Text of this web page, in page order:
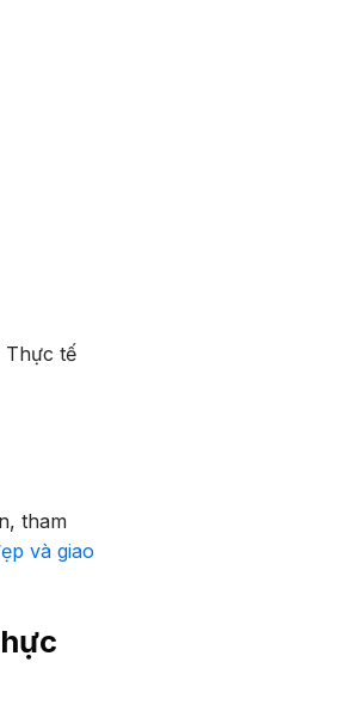
Thực tế
tham
và giao